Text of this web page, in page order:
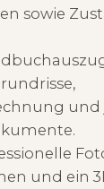
sowie
und
und ein